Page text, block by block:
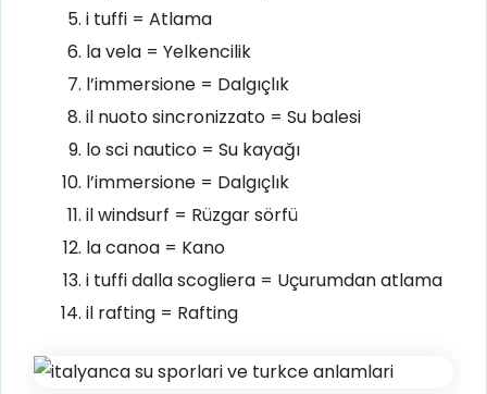
i tuffi = Atlama
la vela = Yelkencilik
l’immersione = Dalgıçlık
il nuoto sincronizzato = Su balesi
lo sci nautico = Su kayağı
l’immersione = Dalgıçlık
il windsurf = Rüzgar sörfü
la canoa = Kano
i tuffi dalla scogliera = Uçurumdan atlama
il rafting = Rafting